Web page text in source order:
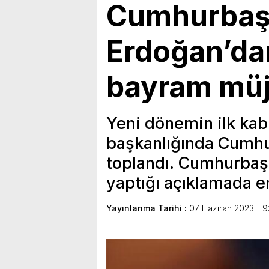
bayram
Yeni dönemin ilk
başkanlığında
toplandı.
yaptığı
Yayınlanma Tarihi : 07 Haziran 2023 -